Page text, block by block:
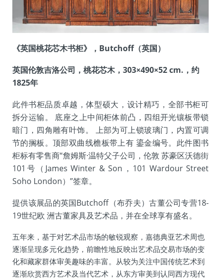
《英国桃花芯木书柜》，Butchoff（英国）
英国伦敦吉洛公司，桃花芯木，303×490×52 cm.，约
1825年
此件书柜品质卓越，体型硕大，设计精巧，全部书柜可
拆分运输。 底座之上中间柜体前凸，四组开光镶板带锁
暗门，四角雕有叶饰。 上部为可上锁玻璃门，内置可调
节的搁板。顶部双曲线檐板带上有 鎏金编号。此件图书
柜标有零售商“詹姆斯·温特父子公司，伦敦 苏豪区沃德街
101号（James Winter & Son，101 Wardour Street
Soho London）”签章。
提供该展品的英国Butchoff（布乔夫）古董公司专营18-
19世纪欧 洲古董家具及艺术品，并在全球享有盛名。
五年来，基于对艺术品市场的敏锐观察，嘉德典亚艺术周也
逐渐呈现多元化趋势，前瞻性地反映出艺术品交易市场的变
化和藏家群体审美趣味的丰富。从较为关注中国传统艺术到
逐渐欣赏西方艺术及当代艺术，从东方审美到认同西方现代